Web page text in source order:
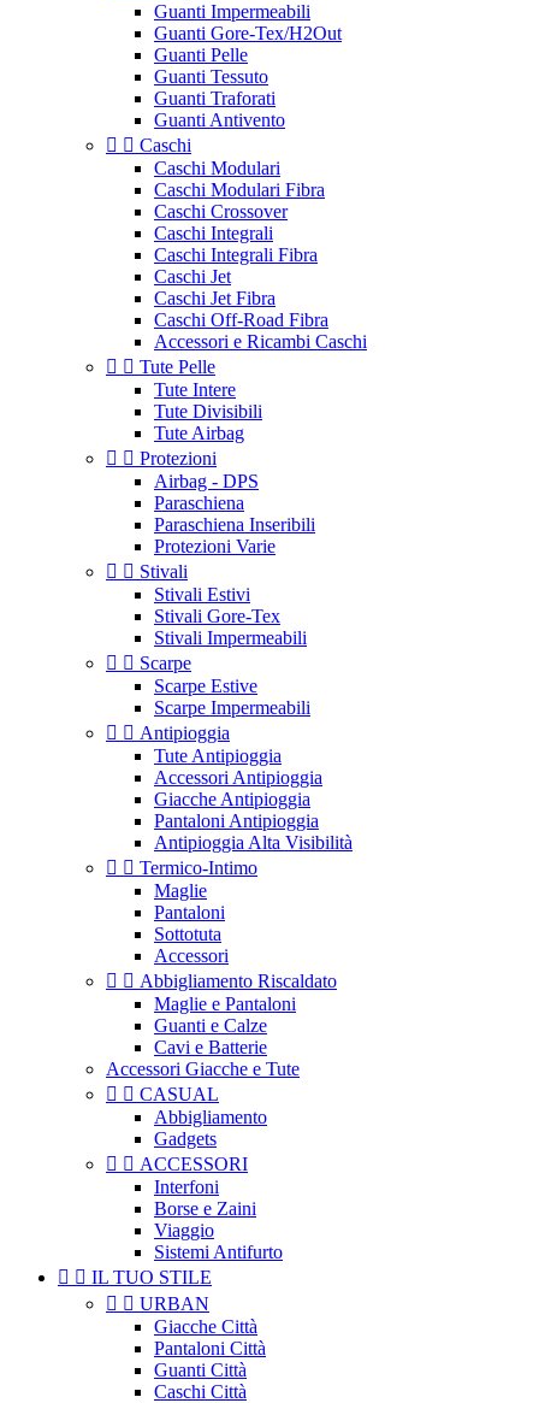
Guanti Impermeabili
Guanti Gore-Tex/H2Out
Guanti Pelle
Guanti Tessuto
Guanti Traforati
Guanti Antivento
  Caschi
Caschi Modulari
Caschi Modulari Fibra
Caschi Crossover
Caschi Integrali
Caschi Integrali Fibra
Caschi Jet
Caschi Jet Fibra
Caschi Off-Road Fibra
Accessori e Ricambi Caschi
  Tute Pelle
Tute Intere
Tute Divisibili
Tute Airbag
  Protezioni
Airbag - DPS
Paraschiena
Paraschiena Inseribili
Protezioni Varie
  Stivali
Stivali Estivi
Stivali Gore-Tex
Stivali Impermeabili
  Scarpe
Scarpe Estive
Scarpe Impermeabili
  Antipioggia
Tute Antipioggia
Accessori Antipioggia
Giacche Antipioggia
Pantaloni Antipioggia
Antipioggia Alta Visibilità
  Termico-Intimo
Maglie
Pantaloni
Sottotuta
Accessori
  Abbigliamento Riscaldato
Maglie e Pantaloni
Guanti e Calze
Cavi e Batterie
Accessori Giacche e Tute
  CASUAL
Abbigliamento
Gadgets
  ACCESSORI
Interfoni
Borse e Zaini
Viaggio
Sistemi Antifurto
  IL TUO STILE
  URBAN
Giacche Città
Pantaloni Città
Guanti Città
Caschi Città